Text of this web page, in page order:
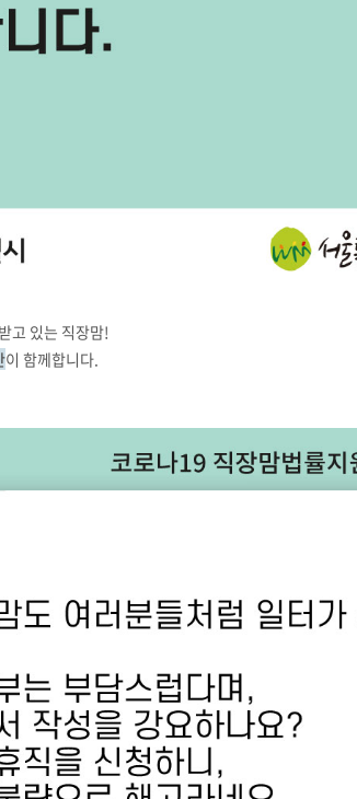
고 있는 직장맘!
이 함께합니다.